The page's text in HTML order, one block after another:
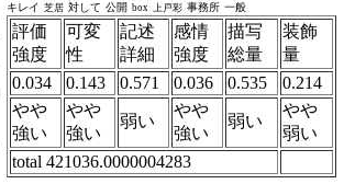
キレイ 芝居 対して 公開 box 上戸彩 事務所 一般
評価
強度
可変
性
記述
詳細
感情
強度
描写
総量
装飾
量
0.034
0.143 0.571 0.036 0.535
0.214
やや
強い
やや
強い
弱い
やや
強い
弱い
やや
弱い
total 421036.0000004283